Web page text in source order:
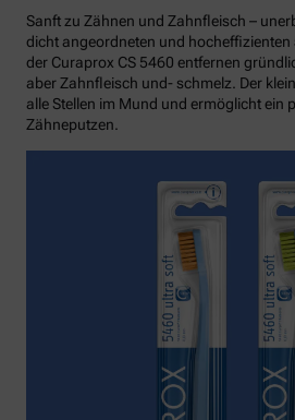
Sanft zu Zähnen und Zahnfleisch –
dicht angeordneten und hocheffizienten
der Curaprox CS 5460 entfernen
aber Zahnfleisch und- schmelz. Der
alle Stellen im Mund und ermöglicht ein
Zähneputzen.